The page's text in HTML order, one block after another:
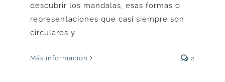
descubrir los mandalas, esas formas o
representaciones que casi siempre son
circulares y
Más información 2